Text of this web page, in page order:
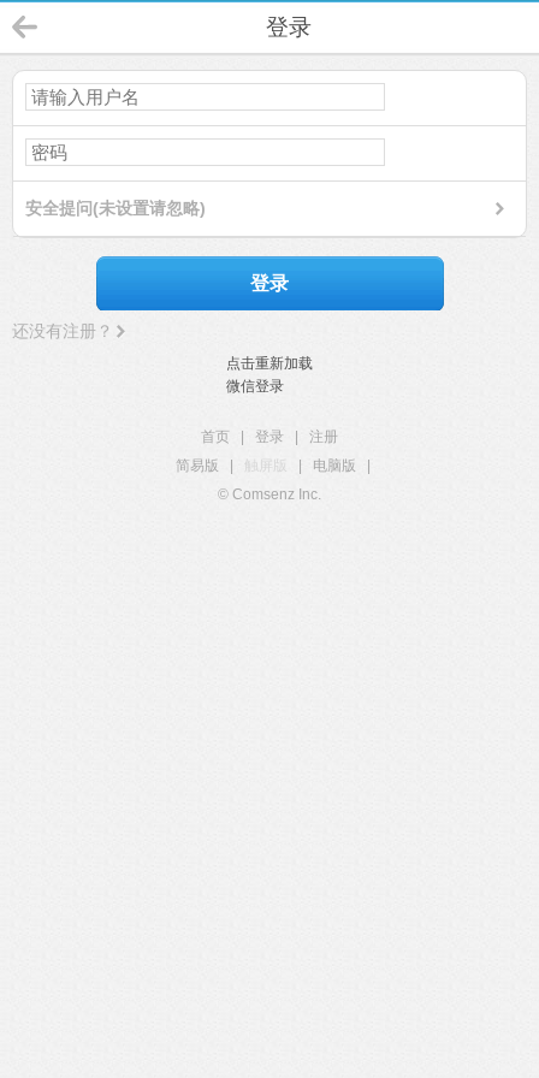
登录
安全提问(未设置请忽略)
登录
还没有注册？
点击重新加载
微信登录
首页 登录
注册
简易版
触屏版 电脑版
© Comsenz Inc.